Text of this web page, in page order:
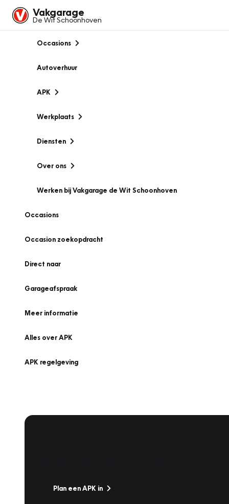
Vakgarage
De Wit Schoonhoven
Occasions
Autoverhuur
APK
Werkplaats
Diensten
Over ons
Werken bij Vakgarage de Wit Schoonhoven
Occasions
Occasion zoekopdracht
Direct naar
Garageafspraak
Meer informatie
Alles over APK
APK regelgeving
Plan een APK in